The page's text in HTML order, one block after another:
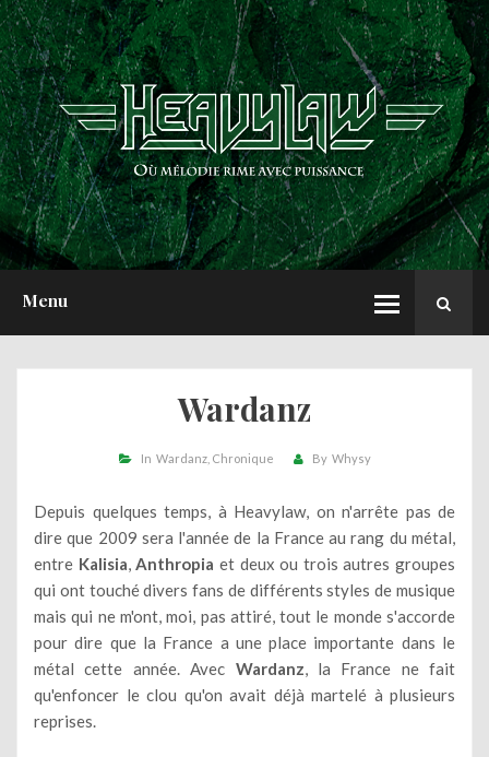
Menu
ACCUEIL
NEWS
CHRONIQUES
INTERVIEWS
REPORTS
A PROPOS
Wardanz
In Wardanz Chronique By Whysy
Depuis quelques temps, à Heavylaw, on n'arrête pas de
dire que 2009 sera l'année de la France au rang du métal,
entre Kalisia,Anthropia et deux ou trois autres groupes
qui ont touché divers fans de différents styles de musique
mais qui ne m'ont, moi, pas attiré, tout le monde s'accorde
pour dire que la France a une place importante dans le
métal cette année. Avec Wardanz, la France ne fait
qu'enfoncer le clou qu'on avait déjà martelé à plusieurs
reprises.